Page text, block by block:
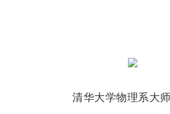
清华大学物理系大